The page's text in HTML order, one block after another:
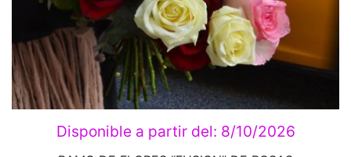
Disponible a partir del: 8/10/2026